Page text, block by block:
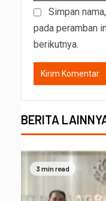
Simpan
pada peramban
berikutnya.
BERITA
3 min read